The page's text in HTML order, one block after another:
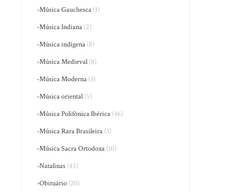
-Música Gauchesca (1)
-Música Indiana (2)
-Música indígena (8)
-Música Medieval (8)
-Música Moderna (3)
-Música oriental (5)
-Música Polifônica Ibérica (46)
-Música Rara Brasileira (3)
-Música Sacra Ortodoxa (10)
-Natalinas (45)
-Obituário (20)